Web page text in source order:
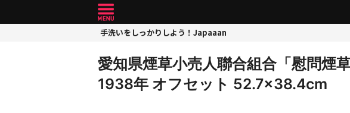
手洗いをしっかりしよう！Japaaan
愛知県煙草小売人聯合組合「慰問煙
1938年 オフセット 52.7×38.4cm